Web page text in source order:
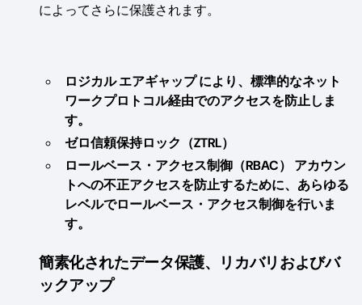
によってさらに保護されます。
ロジカル エアギャップ により、標準的なネット
ワークプロトコル経由でのアクセスを防止しま
す。
ゼロ信頼保持ロック（ZTRL）
ロールベース・アクセス制御（RBAC） アカウン
トへの不正アクセスを防止するために、あらゆる
レベルでロールベース・アクセス制御を行いま
す。
簡素化されたデータ保護、リカバリおよびバ
ックアップ